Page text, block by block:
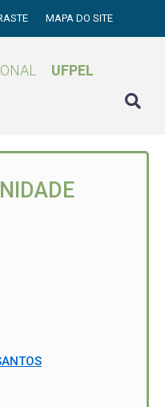
MAPA DO SITE
UFPEL